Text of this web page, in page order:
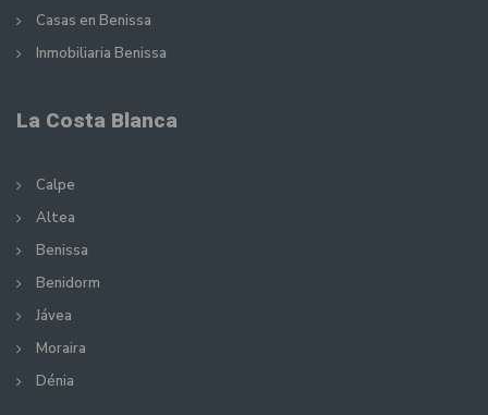
Casas en Benissa
Inmobiliaria Benissa
La Costa Blanca
Calpe
Altea
Benissa
Benidorm
Jávea
Moraira
Dénia